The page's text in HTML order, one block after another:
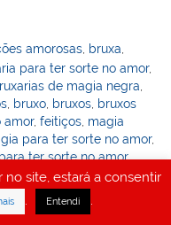
amorosas, bruxa,
para ter sorte no amor,
de magia negra
bruxo bruxos bruxos
amor,feitiços magia
para ter sorte no amor,
ter sorte no amor,
,trabalhos de
de magia negra
site, estará a consentir
. Entendi .